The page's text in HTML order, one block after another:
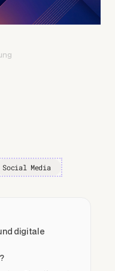
Social Media
digitale